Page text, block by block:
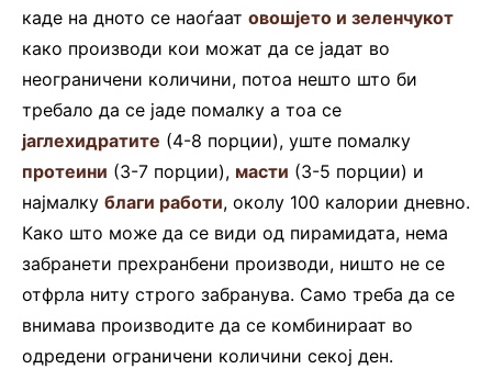
каде на дното се наоѓаат овошјето и зеленчукот
како производи кои можат да се јадат во
неограничени количини, потоа нешто што би
требало да се јаде помалку а тоа се
јаглехидратите (4-8 порции), уште помалку
протеини (3-7 порции), масти (3-5 порции) и
најмалку благи работи, околу 100 калории дневно.
Како што може да се види од пирамидата, нема
забранети прехранбени производи, ништо не се
отфрла ниту строго забранува. Само треба да се
внимава производите да се комбинираат во
одредени ограничени количини секој ден.